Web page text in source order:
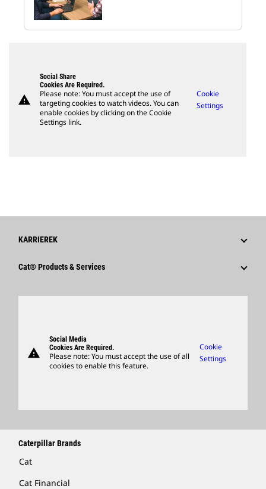
warning
Social Share
Cookies Are Required.
Please note: You must accept the use of
targeting cookies to watch videos. You can
enable cookies by clicking on the Cookie
Settings link.
Cookie
Settings
KARRIEREK
Miért Érdemes A Caterpillart Választani?
Cat® Products & Services
Merchandise
warning
Social Media
Cookies Are Required.
Please note: You must accept the use of all
cookies to enable this feature.
Cookie
Settings
Caterpillar Brands
Cat
Cat Financial